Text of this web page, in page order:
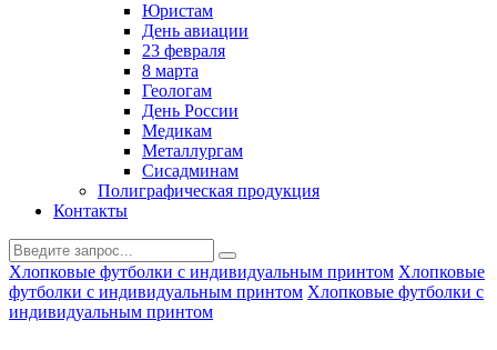
Юристам
День авиации
23 февраля
8 марта
Геологам
День России
Медикам
Металлургам
Сисадминам
Полиграфическая продукция
Контакты
Хлопковые футболки с индивидуальным принтом Хлопковые
футболки с индивидуальным принтом Хлопковые футболки с
индивидуальным принтом